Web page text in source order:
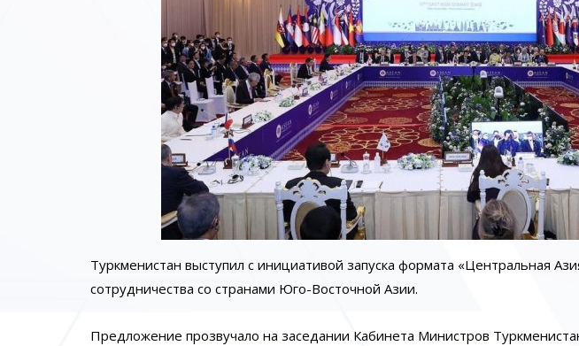
Туркменистан выступил с инициативой запуска формата «Центральная
сотрудничества со странами Юго-Восточной Азии.
Предложение прозвучало на заседании Кабинета Министров